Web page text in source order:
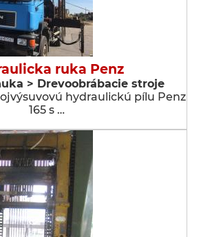
ruka Penz
> Drevoobrábacie stroje
hydraulickú pílu Penz
165 s …